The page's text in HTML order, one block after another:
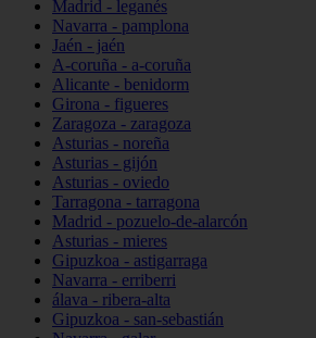
Madrid - leganés
Navarra - pamplona
Jaén - jaén
A-coruña - a-coruña
Alicante - benidorm
Girona - figueres
Zaragoza - zaragoza
Asturias - noreña
Asturias - gijón
Asturias - oviedo
Tarragona - tarragona
Madrid - pozuelo-de-alarcón
Asturias - mieres
Gipuzkoa - astigarraga
Navarra - erriberri
álava - ribera-alta
Gipuzkoa - san-sebastián